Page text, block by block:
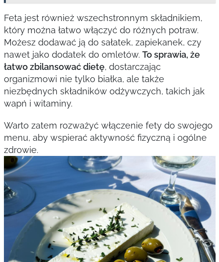
Feta jest również wszechstronnym składnikiem,
który można łatwo włączyć do różnych potraw.
Możesz dodawać ją do sałatek, zapiekanek, czy
nawet jako dodatek do omletów. To sprawia, że
łatwo zbilansować dietę, dostarczając
organizmowi nie tylko białka, ale także
niezbędnych składników odżywczych, takich jak
wapń i witaminy.
Warto zatem rozważyć włączenie fety do swojego
menu, aby wspierać aktywność fizyczną i ogólne
zdrowie.